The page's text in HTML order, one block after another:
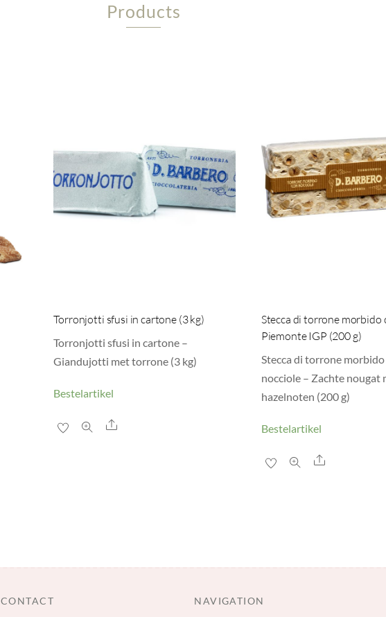
Products
Torronjotti sfusi in cartone (3 kg)
Torronjotti sfusi in cartone –
Giandujotti met torrone (3 kg)
Bestelartikel
Share
Stecca di torrone morbido
Piemonte IGP (200 g)
Stecca di torrone morbido
nocciole – Zachte nougat
hazelnoten (200 g)
Bestelartikel
Share
CONTACT NAVIGATION